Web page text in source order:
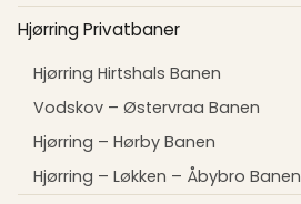
Hjørring Privatbaner
Hjørring Hirtshals Banen
Vodskov – Østervraa Banen
Hjørring – Hørby Banen
Hjørring – Løkken – Åbybro Banen